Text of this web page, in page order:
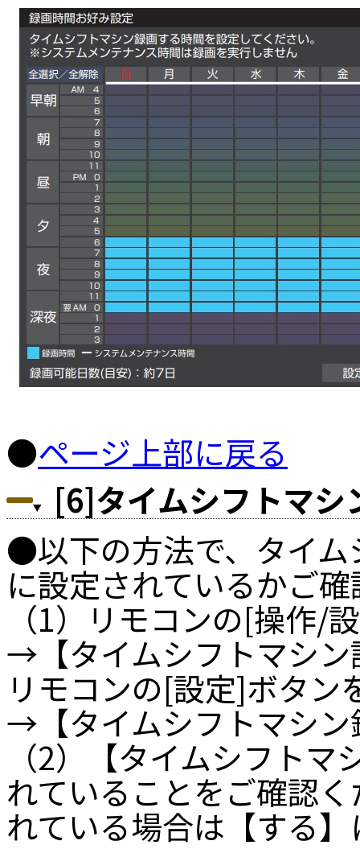
●ページ上部に戻る
[6]タイムシフトマシ
●以下の方法で、タイム
に設定されているかご
（1）リモコンの[操作/
→【タイムシフトマシン
リモコンの[設定]ボタン
→【タイムシフトマシン
（2）【タイムシフト
れていることをご確認
れている場合は【する